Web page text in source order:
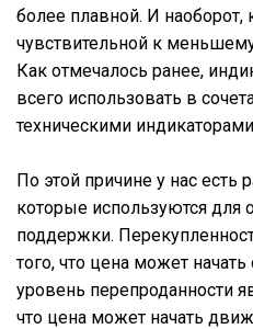
более плавной. И наоборот,
чувствительной к
Как отмечалось ранее,
всего использовать в
техническими
По этой причине у нас есть
которые используются для
поддержки.
того, что цена может
уровень перепроданности
что цена может начать